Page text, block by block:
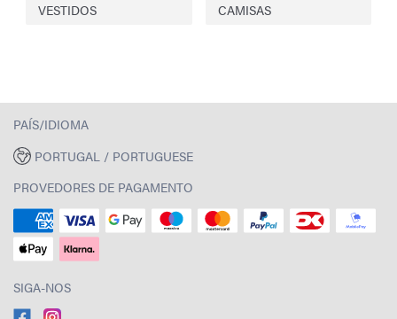
VESTIDOS CAMISAS
PAÍS/IDIOMA
PORTUGAL / PORTUGUESE
PROVEDORES DE PAGAMENTO
SIGA-NOS